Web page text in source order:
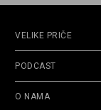
VELIKE PRIČE
PODCAST
O NAMA